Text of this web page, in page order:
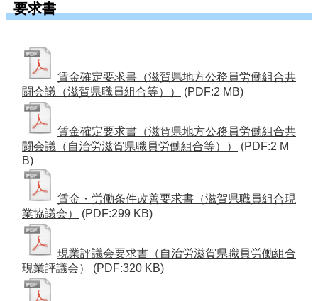
要求書
賃金確定要求書（滋賀県地方公務員労働組合共
闘会議（滋賀県職員組合等））
(PDF:2 MB)
賃金確定要求書（滋賀県地方公務員労働組合共
闘会議（自治労滋賀県職員労働組合等））
(PDF:2 M
B)
賃金・労働条件改善要求書（滋賀県職員組合現
業協議会）
(PDF:299 KB)
現業評議会要求書（自治労滋賀県職員労働組合
現業評議会）
(PDF:320 KB)